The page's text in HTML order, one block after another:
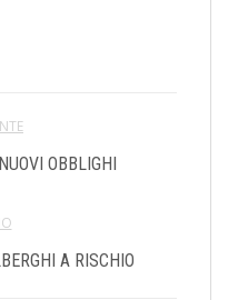
OBBLIGHI
A RISCHIO